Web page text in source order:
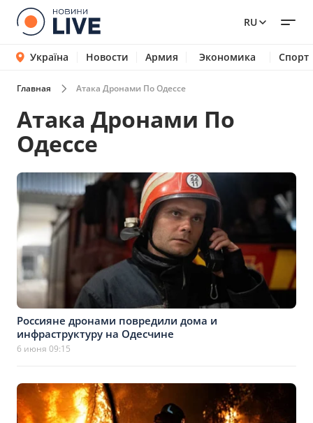
RU
Україна Новости Армия Экономика Спорт
Главная Атака Дронами По Одессе
Атака Дронами По
Одессе
Россияне дронами повредили дома и
инфраструктуру на Одесчине
6 июня 09:15